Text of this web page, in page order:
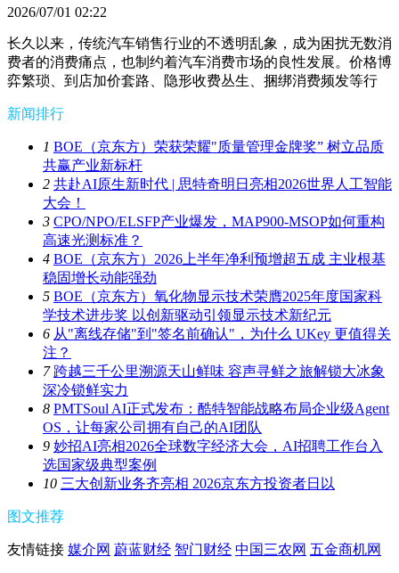
2026/07/01 02:22
长久以来，传统汽车销售行业的不透明乱象，成为困扰无数消
费者的消费痛点，也制约着汽车消费市场的良性发展。价格博
弈繁琐、到店加价套路、隐形收费丛生、捆绑消费频发等行
新闻排行
1 BOE（京东方）荣获荣耀"质量管理金牌奖” 树立品质
共赢产业新标杆
2 共赴AI原生新时代 | 思特奇明日亮相2026世界人工智能
大会！
3 CPO/NPO/ELSFP产业爆发，MAP900-MSOP如何重构
高速光测标准？
4 BOE（京东方）2026上半年净利预增超五成 主业根基
稳固增长动能强劲
5 BOE（京东方）氧化物显示技术荣膺2025年度国家科
学技术进步奖 以创新驱动引领显示技术新纪元
6 从"离线存储"到"签名前确认"，为什么 UKey 更值得关
注？
7 跨越三千公里溯源天山鲜味 容声寻鲜之旅解锁大冰象
深冷锁鲜实力
8 PMTSoul AI正式发布：酷特智能战略布局企业级Agent
OS，让每家公司拥有自己的AI团队
9 妙招AI亮相2026全球数字经济大会，AI招聘工作台入
选国家级典型案例
10 三大创新业务齐亮相 2026京东方投资者日以
图文推荐
友情链接 媒介网 蔚蓝财经 智门财经 中国三农网 五金商机网